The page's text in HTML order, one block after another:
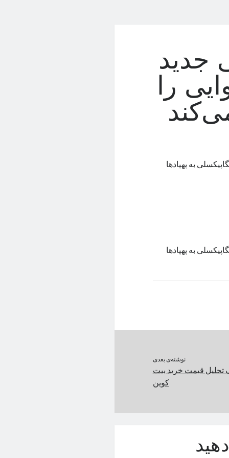
جدید
را
سونی که در دسته‌ی کم‌باکس‌ها قرار می‌گیرد، حسگر ۶۱ مگاپیکسلی به پهپادها
سونی که در دسته‌ی کم‌باکس‌ها قرار می‌گیرد، حسگر ۶۱ مگاپیکسلی به پهپادها
نوشته‌ی بعدی
قیمت خرید بیت
کوین